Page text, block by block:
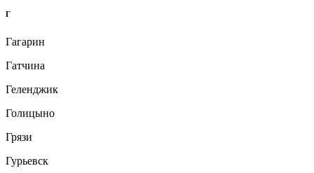
Г
Гагарин
Гатчина
Геленджик
Голицыно
Грязи
Гурьевск